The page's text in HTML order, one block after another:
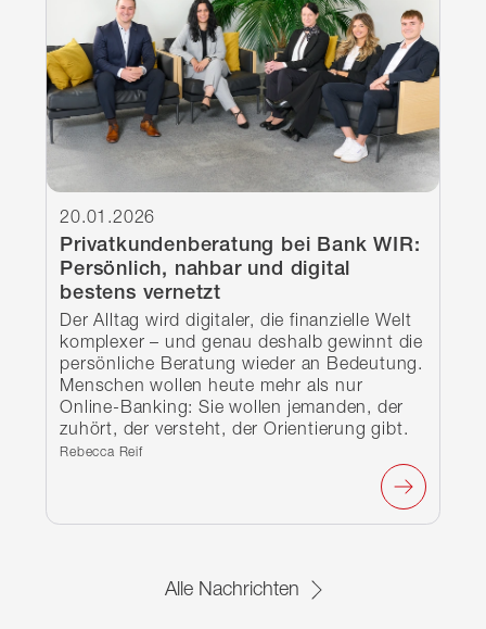
Privatkundenberatung bei Bank WIR:
Persönlich, nahbar und digital
bestens vernetzt
20.01.2026
Der Alltag wird digitaler, die finanzielle Welt
komplexer – und genau deshalb gewinnt die
persönliche Beratung wieder an Bedeutung.
Menschen wollen heute mehr als nur
Online-Banking: Sie wollen jemanden, der
zuhört, der versteht, der Orientierung gibt.
Verfasst von:
Rebecca Reif
Alle Nachrichten